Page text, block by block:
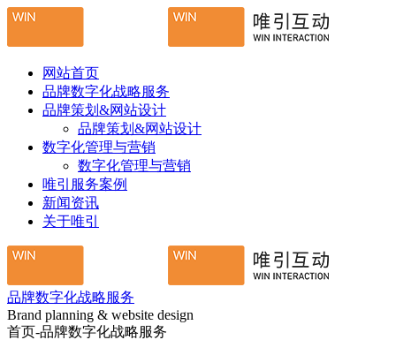
网站首页
品牌数字化战略服务
品牌策划&网站设计
品牌策划&网站设计
数字化管理与营销
数字化管理与营销
唯引服务案例
新闻资讯
关于唯引
品牌数字化战略服务
Brand planning & website design
首页-品牌数字化战略服务